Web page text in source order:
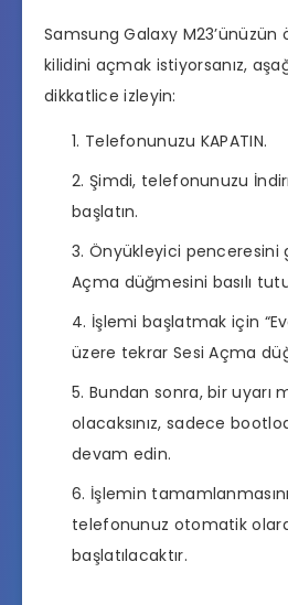
Samsung Galaxy M23’ünüzün
kilidini açmak istiyorsanız,
dikkatlice izleyin:
Telefonunuzu KAPATIN.
Şimdi, telefonunuzu
başlatın.
Önyükleyici penceresini
Açma düğmesini basılı
İşlemi başlatmak için
üzere tekrar Sesi Açma
Bundan sonra, bir uyarı
olacaksınız, sadece
devam edin.
İşlemin
telefonunuz otomatik
başlatılacaktır.